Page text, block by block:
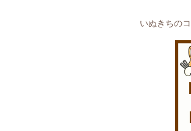
いぬきちの